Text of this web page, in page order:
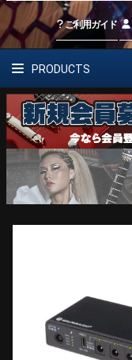
ご利用ガイド
PRODUCTS